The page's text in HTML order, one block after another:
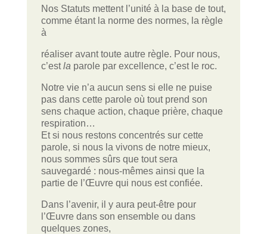
Nos Statuts mettent l’unité à la base de tout,
comme étant la norme des normes, la règle
à
réaliser avant toute autre règle. Pour nous,
c’estla parole par excellence, c’est le roc.
Notre vie n’a aucun sens si elle ne puise
pas dans cette parole où tout prend son
sens chaque action, chaque prière, chaque
respiration…
Et si nous restons concentrés sur cette
parole, si nous la vivons de notre mieux,
nous sommes sûrs que tout sera
sauvegardé : nous-mêmes ainsi que la
partie de l’Œuvre qui nous est confiée.
Dans l’avenir, il y aura peut-être pour
l’Œuvre dans son ensemble ou dans
quelques zones,